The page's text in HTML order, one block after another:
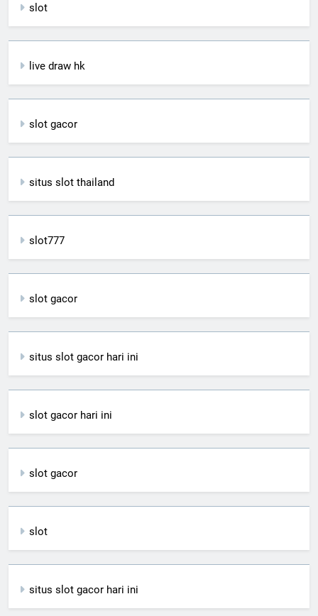
slot
live draw hk
slot gacor
situs slot thailand
slot777
slot gacor
situs slot gacor hari ini
slot gacor hari ini
slot gacor
slot
situs slot gacor hari ini